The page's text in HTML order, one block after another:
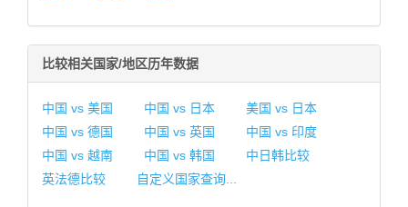
比较相关国家/地区历年数据
中国 vs 美国 中国 vs 日本
美国 vs 日本
中国 vs 德国
中国 vs 英国
中国 vs 印度
中国 vs 越南
中国 vs 韩国
中日韩比较
英法德比较
自定义国家查询...